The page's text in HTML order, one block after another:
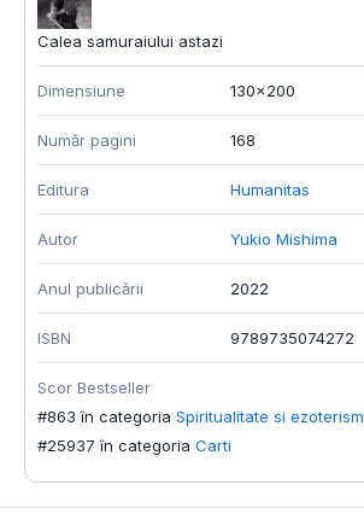
Calea samuraiului astazi
Dimensiune 130x200
Număr pagini 168
Editura Humanitas
Autor Yukio Mishima
Anul publicării 2022
ISBN 9789735074272
Scor Bestseller
#863 în categoria Spiritualitate si ezoterism
#25937 în categoria Carti